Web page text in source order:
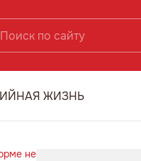
ЖИЗНЬ
не